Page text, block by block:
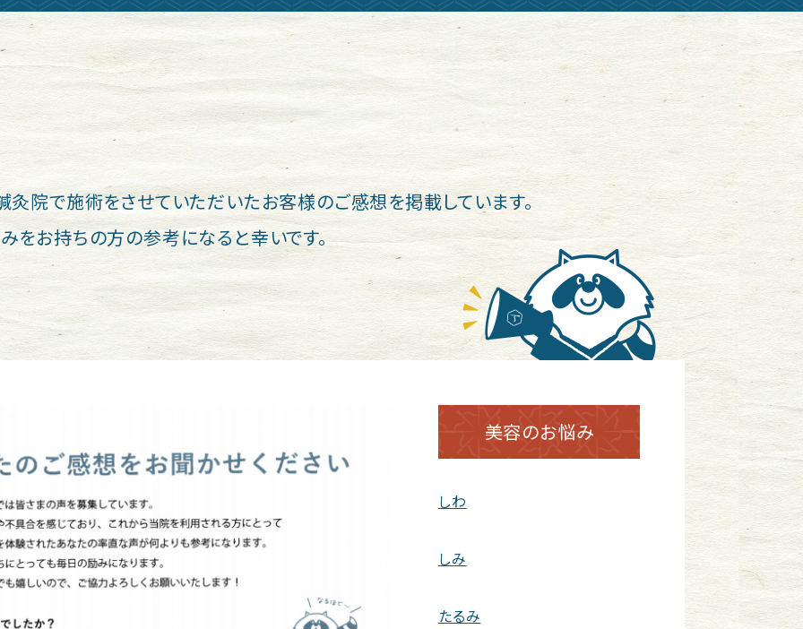
灸院で施術をさせていただいたお客様のご感想を掲載しています。
をお持ちの方の参考になると幸いです。
美容のお悩み
しわ
しみ
たるみ